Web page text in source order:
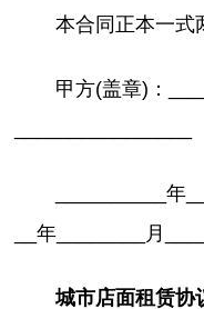
本合同正本一式
甲方(盖章)：
__________年
__年________月
城市店面租赁协